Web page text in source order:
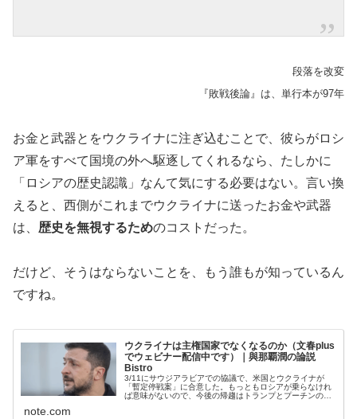
段落を改変
『敗戦後論』は、単行本が97年
お金と武器とをウクライナに注ぎ込むことで、彼らがロシ
ア軍をすべて国境の外へ駆逐してくれるなら、たしかに
「ロシアの歴史認識」なんて気にする必要はない。言い換
えると、西側がこれまでウクライナに送ったお金や武器
は、 歴史を無視するためのコストだった。
だけど、そうはならないことを、もう誰もが知っているん
ですね。
ウクライナは主権国家でなくなるのか（文春plus
でウェビナー配信中です）｜與那覇潤の論説
Bistro
3/11にサウジアラビアでの協議で、米国とウクライナが
「暫定停戦案」に合意した。もっともロシアが乗らなけれ
ば意味がないので、今後の帰趨はトランプとプーチンのデ
note.com